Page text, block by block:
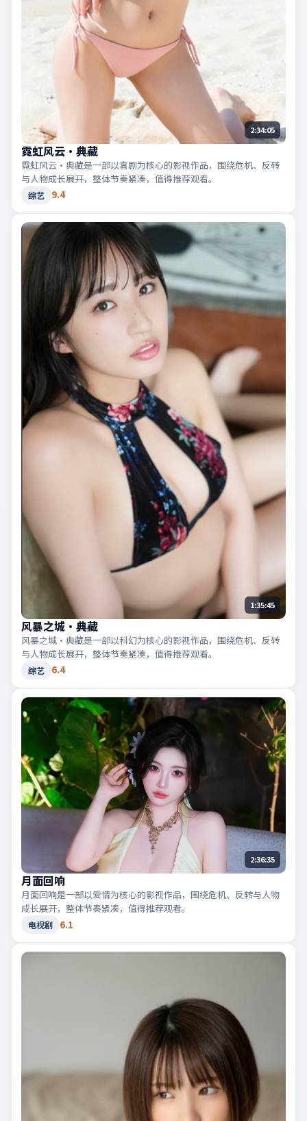
2:34:05
霓虹风云·典藏
霓虹风云·典藏是一部以喜剧为核心的影视作品，围绕危机、反转
与人物成长展开，整体节奏紧凑，值得推荐观看。
综艺 9.4
1:35:45
风暴之城·典藏
风暴之城·典藏是一部以科幻为核心的影视作品，围绕危机、反转
与人物成长展开，整体节奏紧凑，值得推荐观看。
综艺 6.4
2:36:35
月面回响
月面回响是一部以爱情为核心的影视作品，围绕危机、反转与人物
成长展开，整体节奏紧凑，值得推荐观看。
电视剧 6.1